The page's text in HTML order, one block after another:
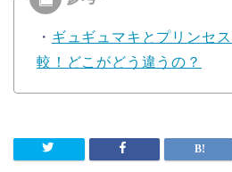
・ ギュギュマキとプリンセ
較！どこがどう違うの？